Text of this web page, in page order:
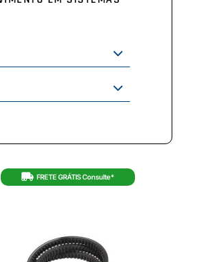
FRETE GRÁTIS Consulte*